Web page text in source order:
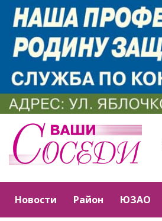
Новости Район ЮЗАО